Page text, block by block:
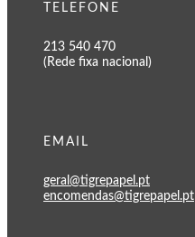
TELEFONE
213 540 470
(Rede fixa nacional)
EMAIL
geral@tigrepapel.pt
encomendas@tigrepapel.pt